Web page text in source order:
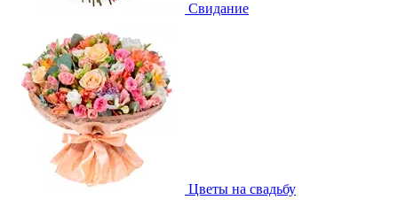
Свидание
Цветы на свадьбу